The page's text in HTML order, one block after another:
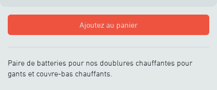
Ajoutez au panier
Paire de batteries pour nos doublures chauffantes pour
gants et couvre-bas chauffants.